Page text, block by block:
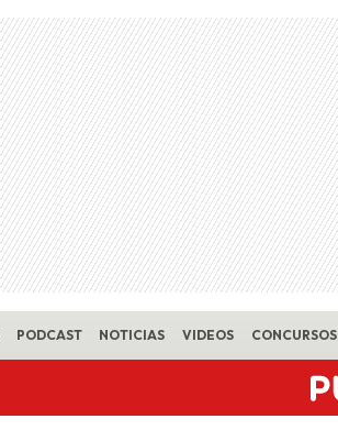
PODCAST NOTICIAS VIDEOS CONCURSOS